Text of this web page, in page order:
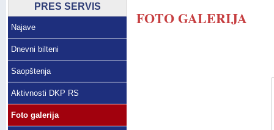
PRES SERVIS
Najave
Dnevni bilteni
Saopštenja
Aktivnosti DKP RS
Foto galerija
FOTO GALERIJA